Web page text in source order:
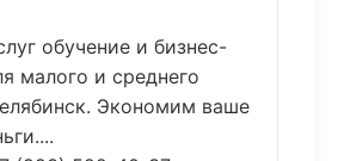
обучение и бизнес-
малого и среднего
Экономим ваше